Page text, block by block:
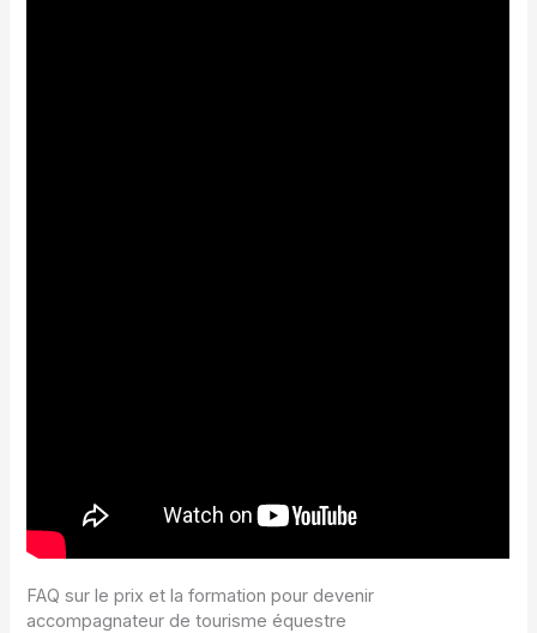
FAQ sur le prix et la formation pour devenir
accompagnateur de tourisme équestre